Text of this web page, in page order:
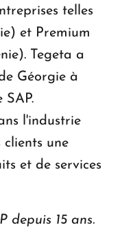
telles
et Premium
Tegeta a
Géorgie à
l'industrie
une
et de services
depuis 15 ans.